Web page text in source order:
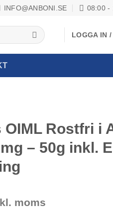
INFO@ANBONI.SE 08:00 -
LOGGA IN
OIML Rostfri i
– 50g inkl.
moms